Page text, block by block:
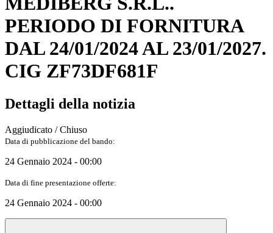
PERIODO DI FORNITURA
DAL 24/01/2024 AL 23/01/2027.
CIG ZF73DF681F
Dettagli della notizia
Aggiudicato / Chiuso
Data di pubblicazione del bando:
24 Gennaio 2024 - 00:00
Data di fine presentazione offerte:
24 Gennaio 2024 - 00:00